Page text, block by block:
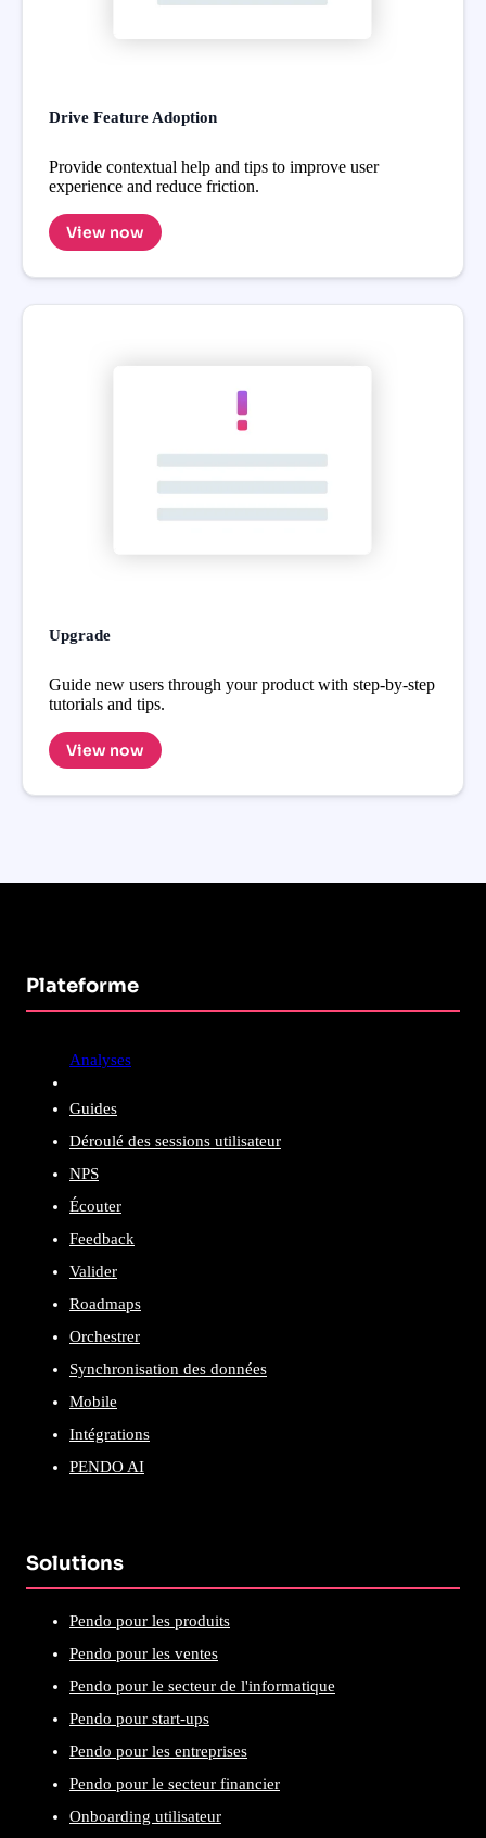
Drive Feature Adoption
Provide contextual help and tips to improve user
experience and reduce friction.
View now
Upgrade
Guide new users through your product with step-by-step
tutorials and tips.
View now
Plateforme
Analyses
Guides
Déroulé des sessions utilisateur
NPS
Écouter
Feedback
Valider
Roadmaps
Orchestrer
Synchronisation des données
Mobile
Intégrations
PENDO AI
Solutions
Pendo pour les produits
Pendo pour les ventes
Pendo pour le secteur de l'informatique
Pendo pour start-ups
Pendo pour les entreprises
Pendo pour le secteur financier
Onboarding utilisateur